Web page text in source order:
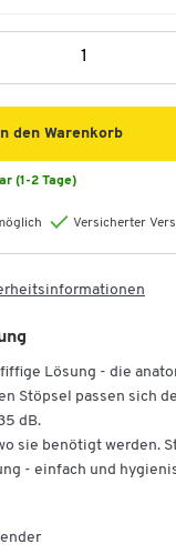
den Warenkorb
(1-2 Tage)
Versicherter
Lösung - die
Stöpsel passen sich
dB.
sie benötigt werden.
- einfach und